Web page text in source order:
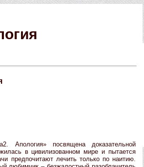
Апология» посвящена доказательной
в цивилизованном мире и пытается
предпочитают лечить только по наитию.